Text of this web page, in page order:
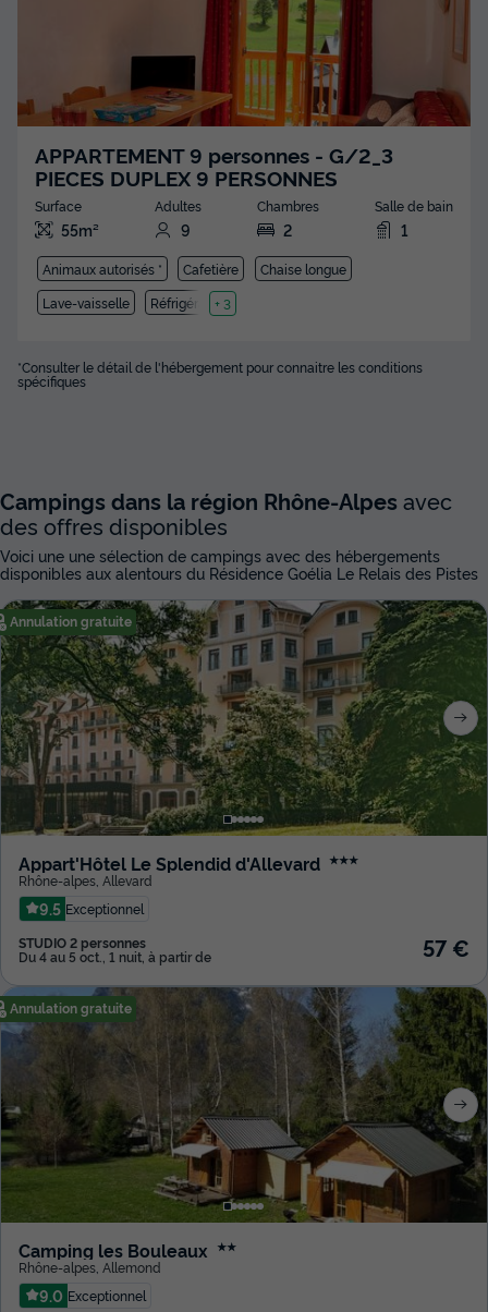
APPARTEMENT 9 personnes - G/2_3
PIECES DUPLEX 9 PERSONNES
Surface
55m²
Adultes
9
Chambres
2
Salle de bain
1
Animaux autorisés * Cafetière
Chaise longue
Lave-vaisselle
Réfrigérateur
+ 3
*Consulter le détail de l'hébergement pour connaitre les conditions
spécifiques
Campings dans la région Rhône-Alpes avec
des offres disponibles
Voici une une sélection de campings avec des hébergements
disponibles aux alentours du Résidence Goélia Le Relais des Pistes
Annulation gratuite
Appart'Hôtel Le Splendid d'Allevard ★★★
Rhône-alpes Allevard
9.5 Exceptionnel
STUDIO 2 personnes
Du 4 au 5 oct., 1 nuit, à partir de 57 €
Annulation gratuite
Camping les Bouleaux ★★
Rhône-alpes Allemond
9.0 Exceptionnel